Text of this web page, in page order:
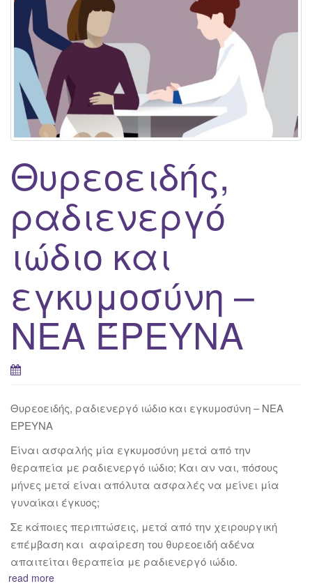
Θυρεοειδής,
ραδιενεργό
ιώδιο και
εγκυμοσύνη –
ΝΕΑ ΈΡΕΥΝΑ
Θυρεοειδής, ραδιενεργό ιώδιο και εγκυμοσύνη – ΝΕΑ
ΕΡΕΥΝΑ
Είναι ασφαλής μία εγκυμοσύνη μετά από την
θεραπεία με ραδιενεργό ιώδιο; Και αν ναι, πόσους
μήνες μετά είναι απόλυτα ασφαλές να μείνει μία
γυναίκαι έγκυος;
Σε κάποιες περιπτώσεις, μετά από την χειρουργική
επέμβαση και αφαίρεση του θυρεοειδή αδένα
απαιτείται θεραπεία με ραδιενεργό ιώδιο.
read more